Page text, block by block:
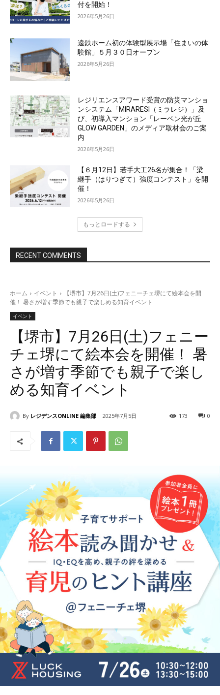
付を開始！
2026年5月26日
遠鉄ホーム初の体験型展示場「住まいの体
験館」５月３０日オープン
2026年5月26日
レジリエンスアワード受賞の防災マンショ
ンシステム「MIRARESI（ミラレジ）」及
び、初導入マンション「レーベン光が丘
GLOW GARDEN」のメディア取材会のご案
内
2026年5月26日
【６月12日】若手大工26名が集合！「梁
継手（はりつぎて）強度コンテスト」を開
催！
2026年5月26日
もっとロードする
RECENT COMMENTS